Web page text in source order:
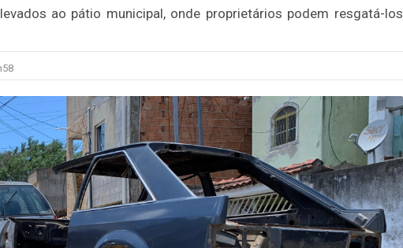
ao pátio municipal, onde proprietários podem resgatá-los